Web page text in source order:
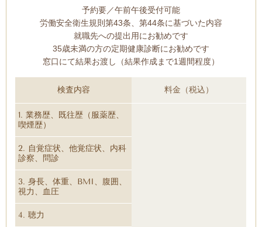
予約要／午前午後受付可能
労働安全衛生規則第43条、第44条に基づいた内容
就職先への提出用にお勧めです
35歳未満の方の定期健康診断にお勧めです
窓口にて結果お渡し（結果作成まで1週間程度）
検査内容 料金（税込）
1. 業務歴、既往歴（服薬歴、
喫煙歴）
2. 自覚症状、他覚症状、内科
診察、問診
3. 身長、体重、BMI、腹囲、
視力、血圧
4. 聴力